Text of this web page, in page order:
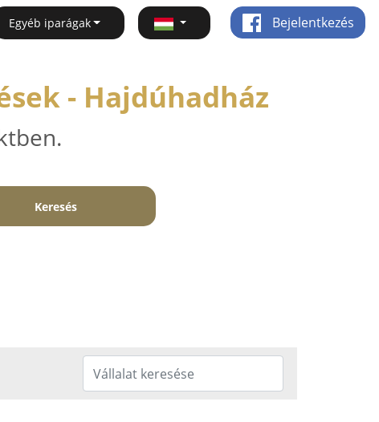
Egyéb iparágak Bejelentkezés
- Hajdúhadház
Keresés